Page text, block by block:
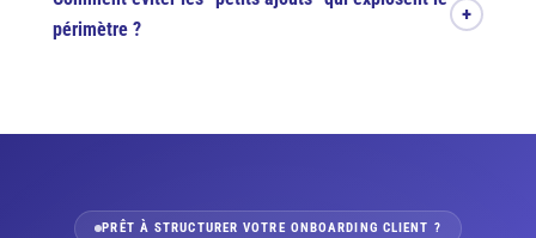
récupérer les infos et mettre tout le monde d’accord. La gestion
deprojets, c’est l’exécution : tâches, jalons, suivi. Les deux
périmètre ?
+
PRÊT À STRUCTURER VOTRE ONBOARDING CLIENT ?